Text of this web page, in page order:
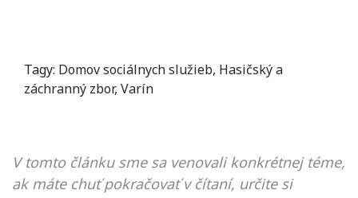
Tagy: Domov sociálnych služieb, Hasičský a
záchranný zbor, Varín
V tomto článku sme sa venovali konkrétnej téme,
ak máte chuť pokračovať v čítaní, určite si